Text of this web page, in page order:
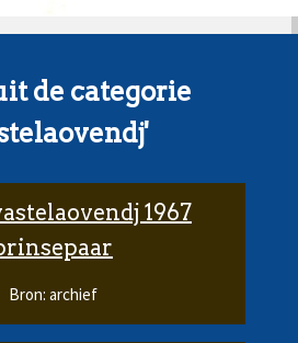
de categorie
1967
Bron: archief